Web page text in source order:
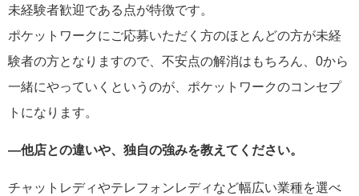
未経験者歓迎である点が特徴です。
ポケットワークにご応募いただく方のほとんどの方が未経
験者の方となりますので、不安点の解消はもちろん、0から
一緒にやっていくというのが、ポケットワークのコンセプ
トになります。
―他店との違いや、独自の強みを教えてください。
チャットレディやテレフォンレディなど幅広い業種を選べ